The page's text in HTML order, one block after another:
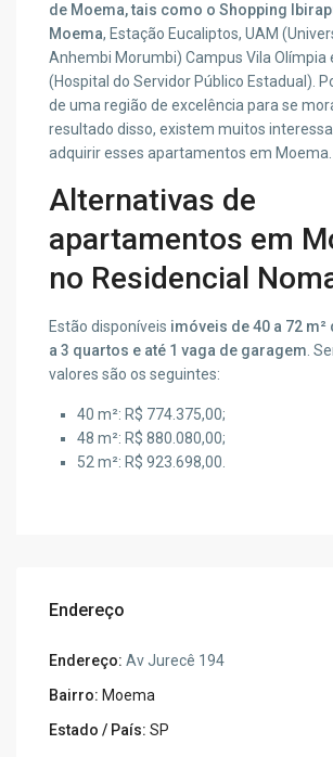
de Moema, tais como o Shopping
Moema, Estação Eucaliptos, UAM
Anhembi Morumbi) Campus Vila Olímpia
(Hospital do Servidor Público Estadual).
de uma região de excelência para se
resultado disso, existem muitos
adquirir esses apartamentos em Moema.
Alternativas de
apartamentos em
no Residencial
Estão disponíveis imóveis de 40 a 72 m²
a 3 quartos e até 1 vaga de garagem .
valores são os seguintes:
40 m²: R$ 774.375,00;
48 m²: R$ 880.080,00;
52 m²: R$ 923.698,00.
Endereço
Endereço: Av Jurecê 194
Bairro: Moema
Estado / País: SP